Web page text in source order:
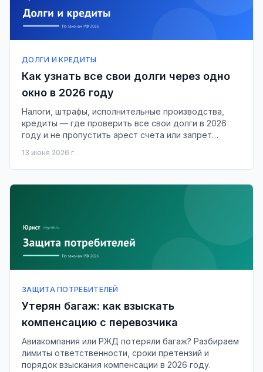
ДОЛГИ И КРЕДИТЫ
Как узнать все свои долги через одно
окно в 2026 году
Налоги, штрафы, исполнительные производства,
кредиты — где проверить все свои долги в 2026
году и не пропустить арест счёта или запрет
13 июня 2026 г.
ЗАЩИТА ПОТРЕБИТЕЛЕЙ
Утерян багаж: как взыскать
компенсацию с перевозчика
Авиакомпания или РЖД потеряли багаж? Разбираем
лимиты ответственности, сроки претензий и
порядок взыскания компенсации в 2026 году.